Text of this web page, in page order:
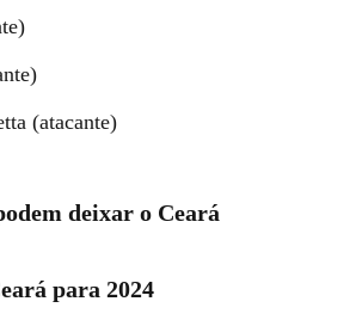
(atacante)
deixar o Ceará
para 2024